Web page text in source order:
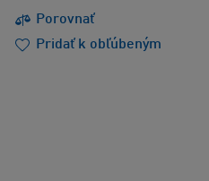
Porovnať
Pridať k obľúbeným